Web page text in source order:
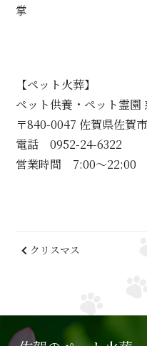
掌
【ペット火葬】
ペット供養・ペット霊園
〒840-0047 佐賀県佐賀
電話 0952-24-6322
営業時間 7:00～22:00
クリスマス